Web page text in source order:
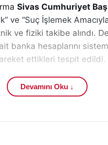
Sivas Cumhuriyet
ve “Suç İşlemek
ve fiziki takibe alındı.
banka hesaplarını
ettikleri tespit edildi.
Emniyet Müdürlüğü
ekipleri aktif rol
Özel Harekât Şube
çalışmalarla
Devamını Oku ↓